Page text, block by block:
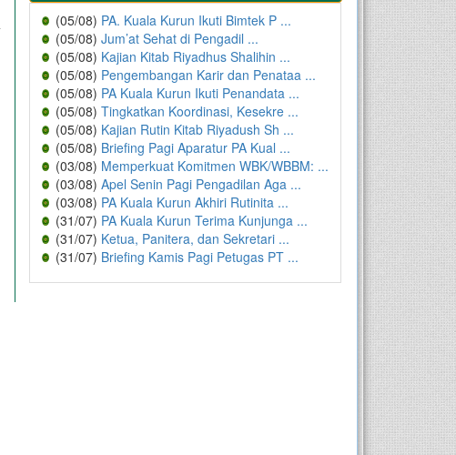
(05/08) PA. Kuala Kurun Ikuti Bimtek P ...
(05/08) Jum’at Sehat di Pengadil ...
(05/08) Kajian Kitab Riyadhus Shalihin ...
(05/08) Pengembangan Karir dan Penataa ...
(05/08) PA Kuala Kurun Ikuti Penandata ...
(05/08) Tingkatkan Koordinasi, Kesekre ...
(05/08) Kajian Rutin Kitab Riyadush Sh ...
(05/08) Briefing Pagi Aparatur PA Kual ...
(03/08) Memperkuat Komitmen WBK/WBBM: ...
(03/08) Apel Senin Pagi Pengadilan Aga ...
(03/08) PA Kuala Kurun Akhiri Rutinita ...
(31/07) PA Kuala Kurun Terima Kunjunga ...
(31/07) Ketua, Panitera, dan Sekretari ...
(31/07) Briefing Kamis Pagi Petugas PT ...